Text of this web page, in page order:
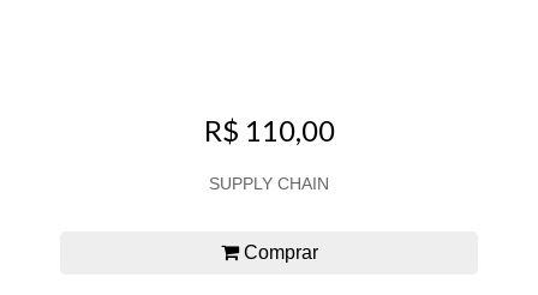
R$ 110,00
SUPPLY CHAIN
Comprar